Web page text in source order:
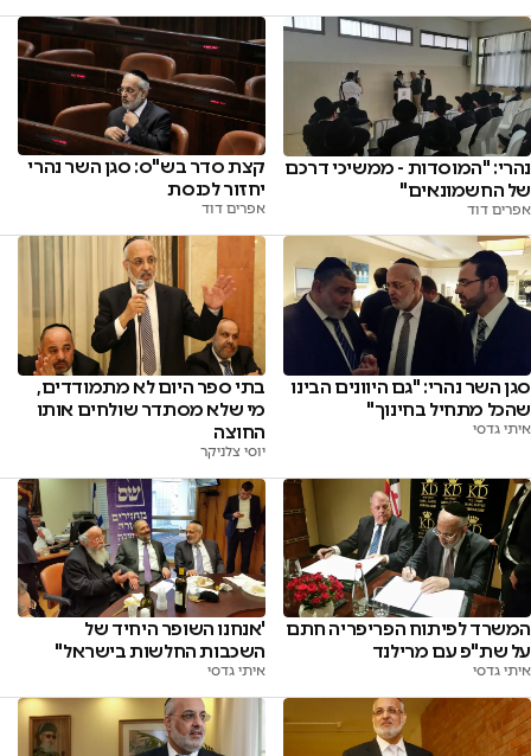
נהרי: "המוסדות - ממשיכי דרכם
של החשמונאים"
אפרים דוד
קצת סדר בש"ס: סגן השר נהרי
יחזור לכנסת
אפרים דוד
סגן השר נהרי: "גם היוונים הבינו
שהכל מתחיל בחינוך"
איתי גדסי
בתי ספר היום לא מתמודדים,
מי שלא מסתדר שולחים אותו
החוצה
יוסי צלניקר
המשרד לפיתוח הפריפריה חתם
על שת"פ עם מרילנד
איתי גדסי
'אנחנו השופר היחיד של
השכבות החלשות בישראל"
איתי גדסי